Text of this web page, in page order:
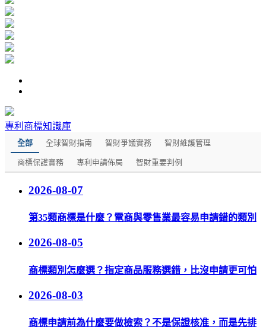
專利商標知識庫
全部 全球智財指南 智財爭議實務 智財維護管理
商標保護實務 專利申請佈局 智財重要判例
2026-08-07
第35類商標是什麼？電商與零售業最容易申請錯的類別
2026-08-05
商標類別怎麼選？指定商品服務選錯，比沒申請更可怕
2026-08-03
商標申請前為什麼要做檢索？不是保證核准，而是先排